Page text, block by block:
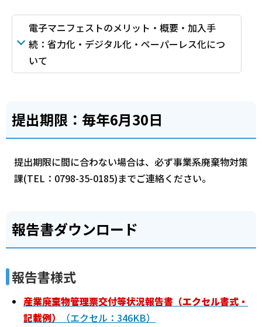
電子マニフェストのメリット・概要・加入手
続：省力化・デジタル化・ペーパーレス化につ
いて
提出期限：毎年6月30日
提出期限に間に合わない場合は、必ず事業系廃棄物対策
課(TEL：0798-35-0185)までご連絡ください。
報告書ダウンロード
報告書様式
産業廃棄物管理票交付等状況報告書（エクセル書式・
記載例）
（エクセル：346KB）